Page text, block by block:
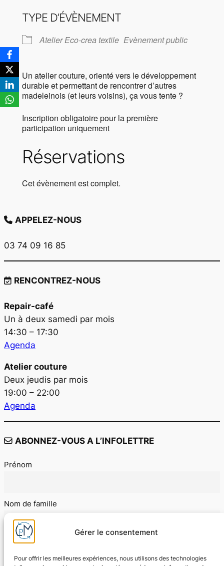
Gérer le consentement
Pour offrir les meilleures expériences, nous utilisons des technologies
TYPE D’ÉVÈNEMENT
Atelier Eco-crea textile Evènement public
Un atelier couture, orienté vers le développement
durable et permettant de rencontrer d’autres
madeleinois (et leurs voisins), ça vous tente ?
Inscription obligatoire pour la première
participation uniquement
Réservations
Cet évènement est complet.
APPELEZ-NOUS
03 74 09 16 85
RENCONTREZ-NOUS
Repair-café
Un à deux samedi par mois
14:30 – 17:30
Agenda
Atelier couture
Deux jeudis par mois
19:00 – 22:00
Agenda
ABONNEZ-VOUS A L’INFOLETTRE
Prénom
Nom de famille
E-mail